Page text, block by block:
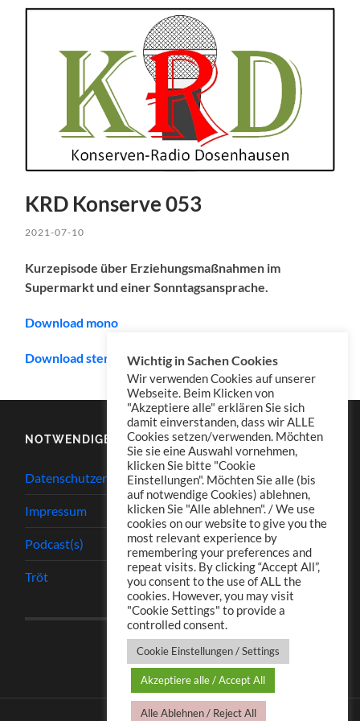
KRD Konserve 053
2021-07-10
Kurzepisode über Erziehungsmaßnahmen im
Supermarkt und einer Sonntagsansprache.
Download mono
Download stereo (empfohlen/recommended)
NOTWENDIGES
Datenschutzerklärung
Impressum
Podcast(s)
Tröt
Wichtig in Sachen Cookies
Wir verwenden Cookies auf unserer
Webseite. Beim Klicken von
"Akzeptiere alle" erklären Sie sich
damit einverstanden, dass wir ALLE
Cookies setzen/verwenden. Möchten
Sie sie eine Auswahl vornehmen,
klicken Sie bitte "Cookie
Einstellungen". Möchten Sie alle (bis
auf notwendige Cookies) ablehnen,
klicken Sie "Alle ablehnen". / We use
cookies on our website to give you the
most relevant experience by
remembering your preferences and
repeat visits. By clicking “Accept All”,
you consent to the use of ALL the
cookies. However, you may visit
"Cookie Settings" to provide a
controlled consent.
Cookie Einstellungen / Settings
Akzeptiere alle / Accept All
Alle Ablehnen / Reject All